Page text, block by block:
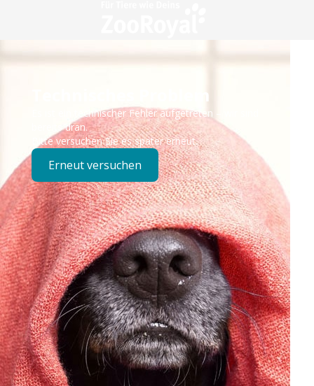
Technisches Problem
Es ist ein technischer Fehler aufgetreten – wir sind
bereits dran.
Bitte versuchen Sie es später erneut.
Erneut versuchen